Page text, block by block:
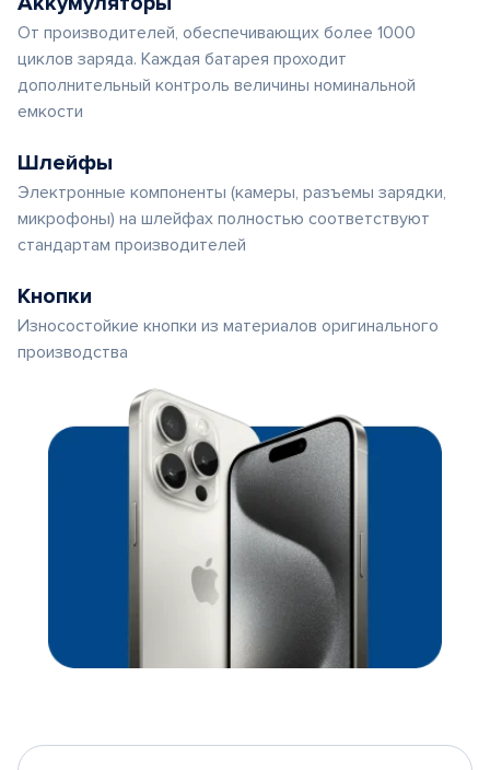
От производителей, обеспечивающих более 1000
циклов заряда. Каждая батарея проходит
дополнительный контроль величины номинальной
емкости
Шлейфы
Электронные компоненты (камеры, разъемы зарядки,
микрофоны) на шлейфах полностью соответствуют
стандартам производителей
Кнопки
Износостойкие кнопки из материалов оригинального
производства